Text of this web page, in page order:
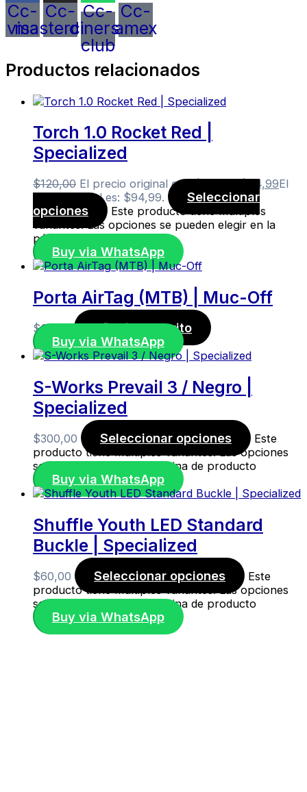
Cc-
visa
Cc-
mastercard
Cc-
diners-
club
Cc-
amex
Productos relacionados
Torch 1.0 Rocket Red |
Specialized
$120,00 El precio original era: $120,00. 94,99El
precio actual es: $94,99.
Seleccionar
opciones
Este producto tiene múltiples
variantes. Las opciones se pueden elegir en la
página de producto
Buy via WhatsApp
Porta AirTag (MTB) | Muc-Off
$25,00
Añadir al carrito
Buy via WhatsApp
S-Works Prevail 3 / Negro |
Specialized
$300,00 Seleccionar opciones
Este
producto tiene múltiples variantes. Las opciones
se pueden elegir en la página de producto
Buy via WhatsApp
Shuffle Youth LED Standard
Buckle | Specialized
$60,00 Seleccionar opciones
Este
producto tiene múltiples variantes. Las opciones
se pueden elegir en la página de producto
Buy via WhatsApp